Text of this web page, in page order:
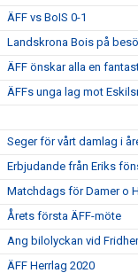
ÄFF vs BoIS 0-1
Landskrona Bois på
ÄFF önskar alla en
ÄFFs unga lag mot
Seger för vårt damlag i
Erbjudande från Eriks
Matchdags för Damer o
Årets första ÄFF-möte
Ang bilolyckan vid
ÄFF Herrlag 2020